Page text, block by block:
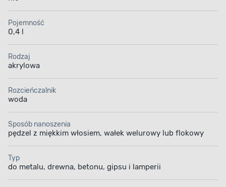
Pojemność
0,4 l
Rodzaj
akrylowa
Rozcieńczalnik
woda
Sposób nanoszenia
pędzel z miękkim włosiem, wałek welurowy lub flokowy
Typ
do metalu, drewna, betonu, gipsu i lamperii